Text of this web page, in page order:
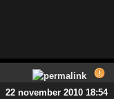
22 november 2010 18:54